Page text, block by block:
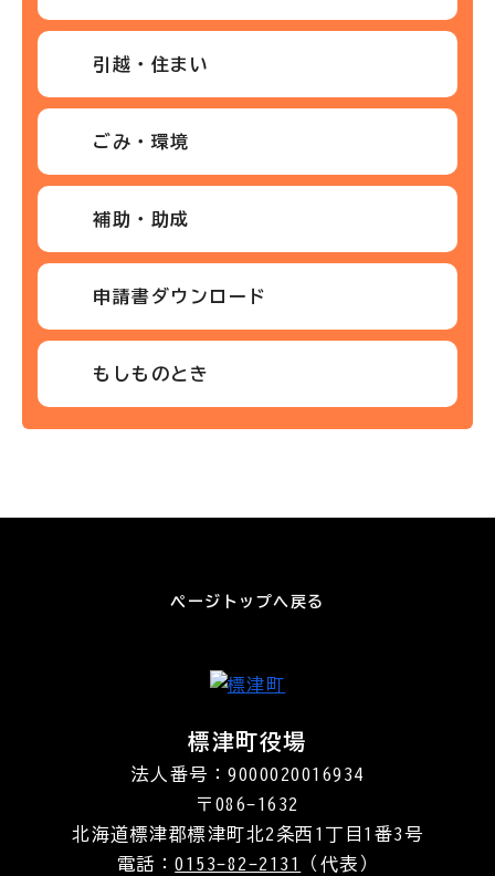
引越・住まい
ごみ・環境
補助・助成
申請書ダウンロード
もしものとき
ページトップへ戻る
標津町役場
法人番号：9000020016934
〒086-1632
北海道標津郡標津町北2条西1丁目1番3号
電話：0153-82-2131 （代表）